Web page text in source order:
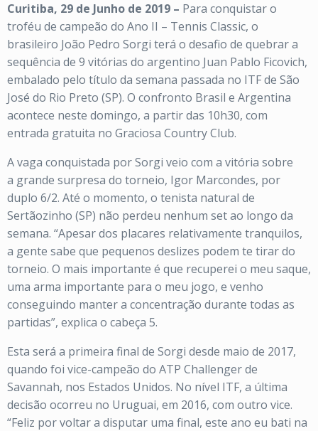
Curitiba, 29 de Junho de 2019 – Para conquistar o
troféu de campeão do Ano II – Tennis Classic, o
brasileiro João Pedro Sorgi terá o desafio de quebrar a
sequência de 9 vitórias do argentino Juan Pablo Ficovich,
embalado pelo título da semana passada no ITF de São
José do Rio Preto (SP). O confronto Brasil e Argentina
acontece neste domingo, a partir das 10h30, com
entrada gratuita no Graciosa Country Club.
A vaga conquistada por Sorgi veio com a vitória sobre
a grande surpresa do torneio, Igor Marcondes, por
duplo 6/2. Até o momento, o tenista natural de
Sertãozinho (SP) não perdeu nenhum set ao longo da
semana. “Apesar dos placares relativamente tranquilos,
a gente sabe que pequenos deslizes podem te tirar do
torneio. O mais importante é que recuperei o meu saque,
uma arma importante para o meu jogo, e venho
conseguindo manter a concentração durante todas as
partidas”, explica o cabeça 5.
Esta será a primeira final de Sorgi desde maio de 2017,
quando foi vice-campeão do ATP Challenger de
Savannah, nos Estados Unidos. No nível ITF, a última
decisão ocorreu no Uruguai, em 2016, com outro vice.
“Feliz por voltar a disputar uma final, este ano eu bati na